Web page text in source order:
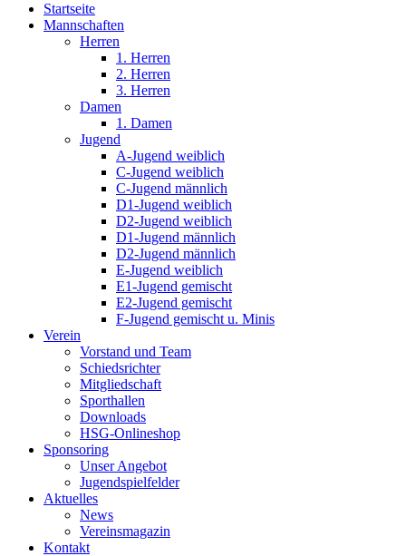
Startseite
Mannschaften
Herren
1. Herren
2. Herren
3. Herren
Damen
1. Damen
Jugend
A-Jugend weiblich
C-Jugend weiblich
C-Jugend männlich
D1-Jugend weiblich
D2-Jugend weiblich
D1-Jugend männlich
D2-Jugend männlich
E-Jugend weiblich
E1-Jugend gemischt
E2-Jugend gemischt
F-Jugend gemischt u. Minis
Verein
Vorstand und Team
Schiedsrichter
Mitgliedschaft
Sporthallen
Downloads
HSG-Onlineshop
Sponsoring
Unser Angebot
Jugendspielfelder
Aktuelles
News
Vereinsmagazin
Kontakt